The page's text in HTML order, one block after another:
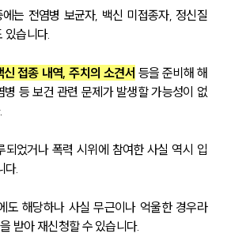
는 전염병 보균자, 백신 미접종자, 정신질
있습니다.
접종 내역, 주치의 소견서 등을 준비해 해
병 등 보건 관련 문제가 발생할 가능성이 없
되었거나 폭력 시위에 참여한 사실 역시 입
다.
도 해당하나 사실 무근이나 억울한 경우라
받아 재신청할 수 있습니다.